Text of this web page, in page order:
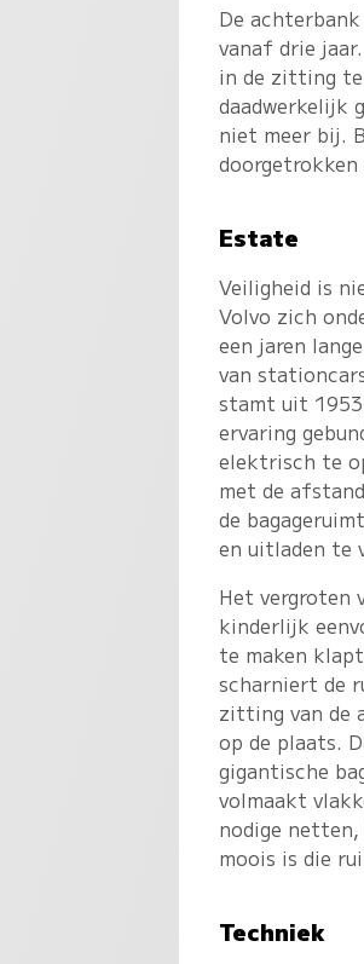
De
vanaf drie
in de zitting
daadwerkelijk
niet meer bij.
Estate
Veiligheid is
Volvo zich
een jaren
van
stamt uit
ervaring
elektrisch te
met de
de
en uitladen te
Het vergroten
kinderlijk
te maken
scharniert de
zitting van de
op de plaats.
gigantische
volmaakt
nodige
moois is die
Techniek